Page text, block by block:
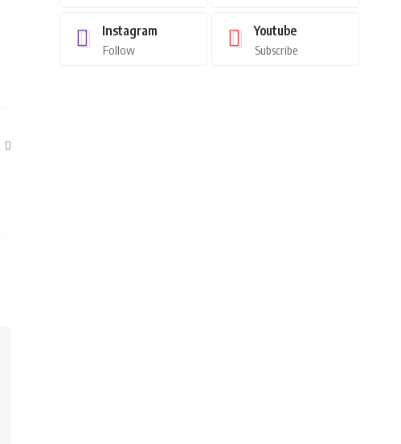
Instagram
Follow
Youtube
Subscribe